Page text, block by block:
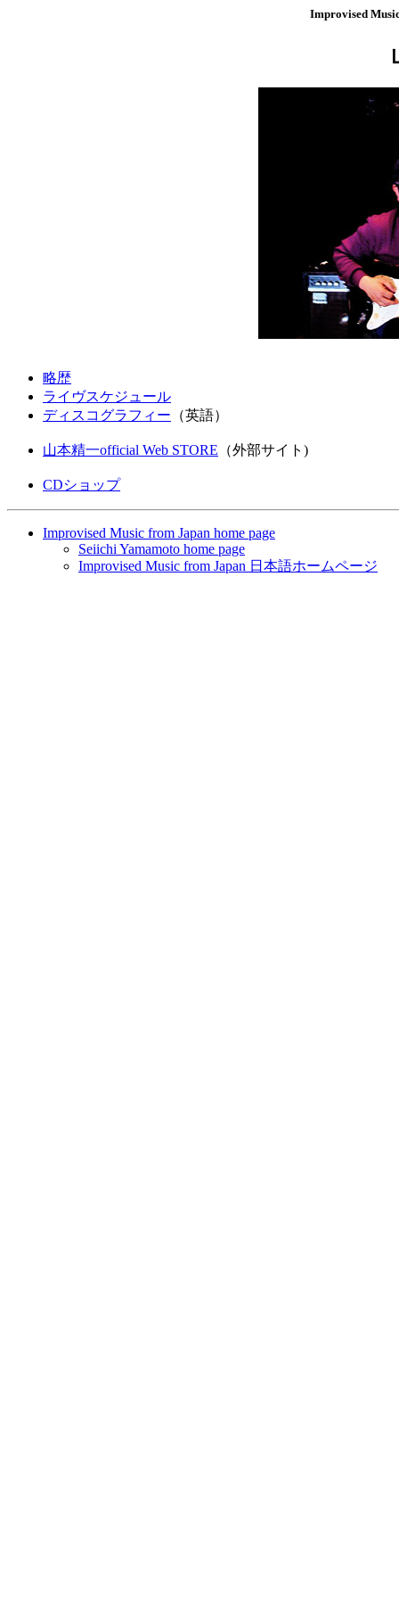
Improvised
略歴
ライヴスケジュール
ディスコグラフィー （英語）
山本精一official Web STORE （外部サイト)
CDショップ
Improvised Music from Japan home page
Seiichi Yamamoto home page
Improvised Music from Japan 日本語ホームページ